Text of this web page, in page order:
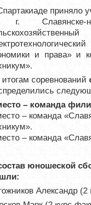
приняло
Славянске-на-
и права» и
соревнований
– команда
– команда
– команда
юношеской
Александр